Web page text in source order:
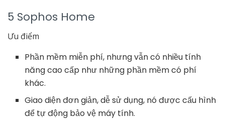
5 Sophos Home
Ưu điểm
Phần mềm miễn phí, nhưng vẫn có nhiều tính
năng cao cấp như những phần mềm có phí
khác.
Giao diện đơn giản, dễ sử dụng, nó được cấu hình
để tự động bảo vệ máy tính.